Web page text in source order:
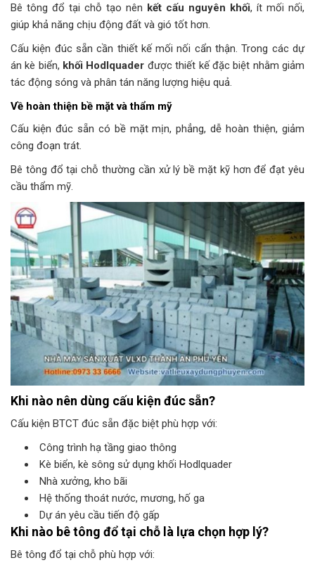
Bê tông đổ tại chỗ tạo nên kết cấu nguyên khối, ít mối nối,
giúp khả năng chịu động đất và gió tốt hơn.
Cấu kiện đúc sẵn cần thiết kế mối nối cẩn thận. Trong các dự
án kè biển, khối Hodlquader được thiết kế đặc biệt nhằm giảm
tác động sóng và phân tán năng lượng hiệu quả.
Về hoàn thiện bề mặt và thẩm mỹ
Cấu kiện đúc sẵn có bề mặt mịn, phẳng, dễ hoàn thiện, giảm
công đoạn trát.
Bê tông đổ tại chỗ thường cần xử lý bề mặt kỹ hơn để đạt yêu
cầu thẩm mỹ.
Khi nào nên dùng cấu kiện đúc sẵn?
Cấu kiện BTCT đúc sẵn đặc biệt phù hợp với:
Công trình hạ tầng giao thông
Kè biển, kè sông sử dụng khối Hodlquader
Nhà xưởng, kho bãi
Hệ thống thoát nước, mương, hố ga
Dự án yêu cầu tiến độ gấp
Khi nào bê tông đổ tại chỗ là lựa chọn hợp lý?
Bê tông đổ tại chỗ phù hợp với: